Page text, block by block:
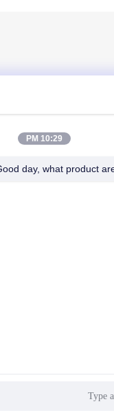
10:29 PM
day, what product